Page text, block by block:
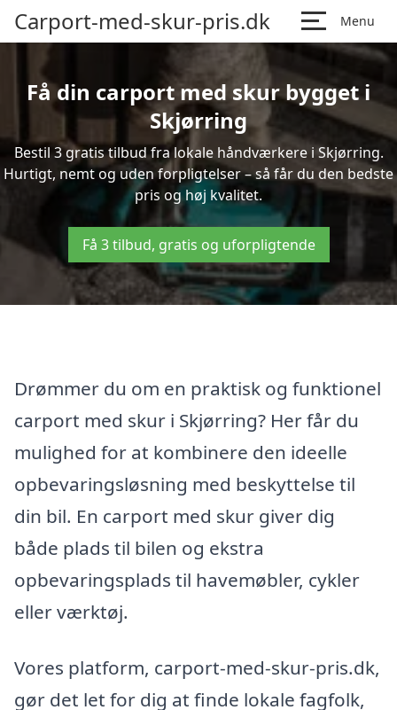
Carport-med-skur-pris.dk Menu
Få din carport med skur bygget i
Skjørring
Bestil 3 gratis tilbud fra lokale håndværkere i Skjørring.
Hurtigt, nemt og uden forpligtelser – så får du den bedste
pris og høj kvalitet.
Få 3 tilbud, gratis og uforpligtende
Drømmer du om en praktisk og funktionel
carport med skur i Skjørring? Her får du
mulighed for at kombinere den ideelle
opbevaringsløsning med beskyttelse til
din bil. En carport med skur giver dig
både plads til bilen og ekstra
opbevaringsplads til havemøbler, cykler
eller værktøj.
Vores platform, carport-med-skur-pris.dk,
gør det let for dig at finde lokale fagfolk,